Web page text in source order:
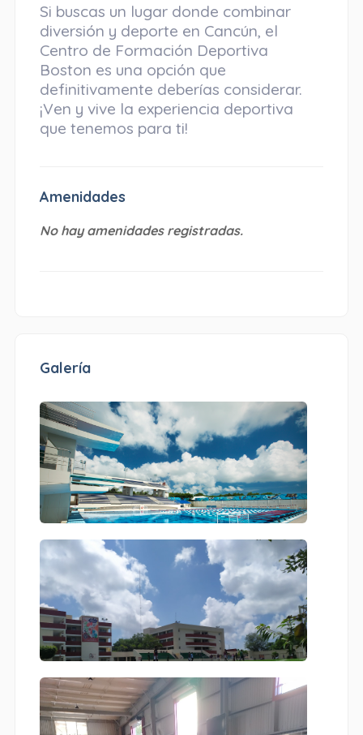
Si buscas un lugar donde combinar
diversión y deporte en Cancún, el
Centro de Formación Deportiva
Boston es una opción que
definitivamente deberías considerar.
¡Ven y vive la experiencia deportiva
que tenemos para ti!
Amenidades
No hay amenidades registradas.
Galería